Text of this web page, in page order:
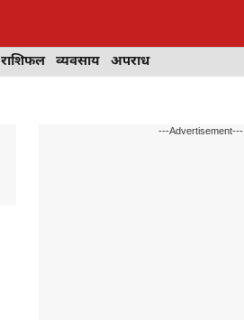
राशिफल व्यवसाय अपराध
---Advertisement---